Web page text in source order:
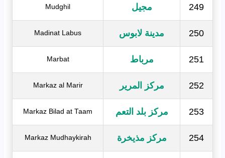
249 مجيل Mudghil
250 مدينة لابوس Madinat Labus
251 مرباط Marbat
252 مركز المرير Markaz al Marir
253 مركز بلد التعم Markaz Bilad at Taam
254 مركز مذيخرة Markaz Mudhaykirah